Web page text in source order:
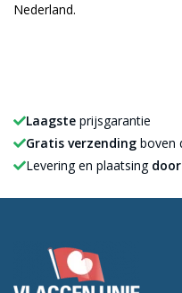
Nederland.
Laagste prijsgarantie
Gratis verzending boven
Levering en plaatsing door